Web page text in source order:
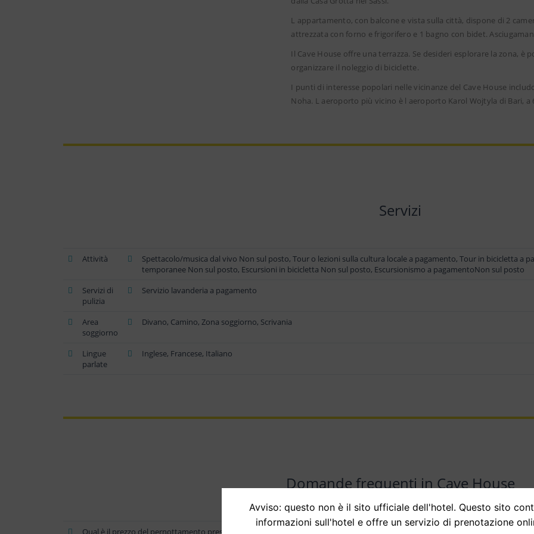
L appartamento, con balcone e vista sulla città, dispone di 2
attrezzata con forno e frigorifero e 1 bagno con bidet.
Il Cave House offre una terrazza. Se desideri esplorare la zona,
organizzare il noleggio di biciclette.
I punti di interesse popolari nelle vicinanze del Cave House
Noha. L aeroporto più vicino è l aeroporto Karol Wojtyla di Bari,
Servizi
Attività
Spettacolo/musica dal vivo Non sul posto, Tour o lezioni sulla cultura locale a pagamento, Tour in bicicletta a
temporanee Non sul posto, Escursioni in bicicletta Non sul posto, Escursionismo a pagamentoNon sul posto
Servizi di
pulizia
Servizio lavanderia a pagamento
Area
soggiorno
Divano, Camino, Zona soggiorno, Scrivania
Lingue
parlate
Inglese, Francese, Italiano
Domande frequenti in Cave House
Qual è il prezzo del pernottamento presso l abitazione Grotta? I costi degli alloggi presso Cave House possono fluttuare
Avviso: questo non è il sito ufficiale dell'hotel. Questo sito
informazioni sull'hotel e offre un servizio di prenotazione